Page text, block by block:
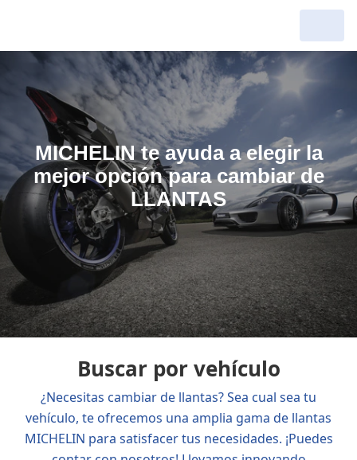
MICHELIN te ayuda a elegir la
mejor opción para cambiar de
LLANTAS
Buscar por vehículo
¿Necesitas cambiar de llantas? Sea cual sea tu
vehículo, te ofrecemos una amplia gama de llantas
MICHELIN para satisfacer tus necesidades. ¡Puedes